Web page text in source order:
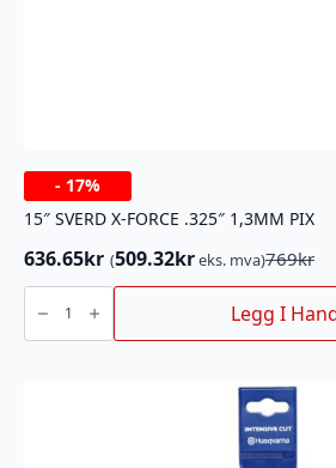
- 17%
15″ SVERD X-FORCE .325″ 1,3MM PIX
769kr
Opprinnelig
pris
var:
769kr.
636.65kr
Nåværende
pris
er:
636.65kr.
(509.32kreks. mva)
15"
SVERD
FORCE
Legg I